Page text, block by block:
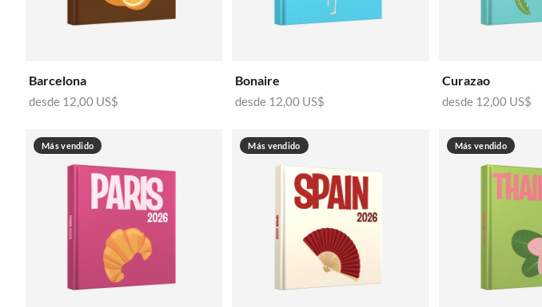
Barcelona
desde 12,00 US$
Bonaire
desde 12,00 US$
Curazao
desde 12,00 US$
Más vendido Más vendido Más vendido